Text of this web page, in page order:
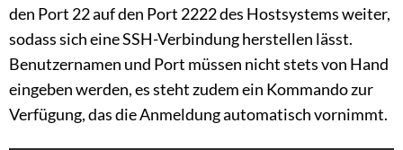
den Port 22 auf den Port 2222 des Hostsystems weiter,
sodass sich eine SSH-Verbindung herstellen lässt.
Benutzernamen und Port müssen nicht stets von Hand
eingeben werden, es steht zudem ein Kommando zur
Verfügung, das die Anmeldung automatisch vornimmt.